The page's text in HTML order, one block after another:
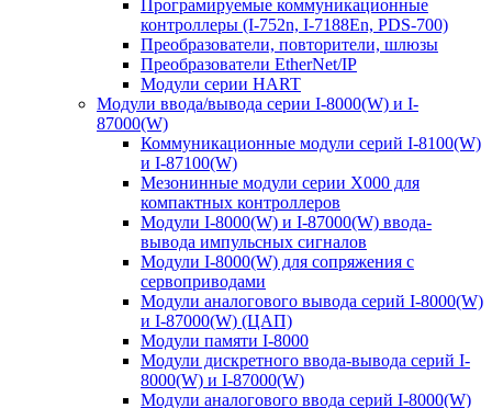
Програмируемые коммуникационные
контроллеры (I-752n, I-7188En, PDS-700)
Преобразователи, повторители, шлюзы
Преобразователи EtherNet/IP
Модули серии HART
Модули ввода/вывода серии I-8000(W) и I-
87000(W)
Коммуникационные модули серий I-8100(W)
и I-87100(W)
Мезонинные модули серии X000 для
компактных контроллеров
Модули I-8000(W) и I-87000(W) ввода-
вывода импульсных сигналов
Модули I-8000(W) для сопряжения с
сервоприводами
Модули аналогового вывода серий I-8000(W)
и I-87000(W) (ЦАП)
Модули памяти I-8000
Модули дискретного ввода-вывода серий I-
8000(W) и I-87000(W)
Модули аналогового ввода серий I-8000(W)